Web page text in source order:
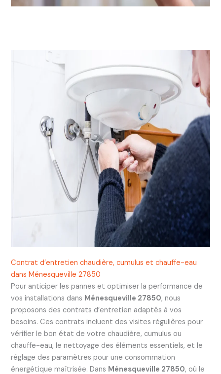
Contrat d’entretien chaudière, cumulus et chauffe-eau
dans Ménesqueville 27850
Pour anticiper les pannes et optimiser la performance de
vos installations dans Ménesqueville 27850, nous
proposons des contrats d’entretien adaptés à vos
besoins. Ces contrats incluent des visites régulières pour
vérifier le bon état de votre chaudière, cumulus ou
chauffe-eau, le nettoyage des éléments essentiels, et le
réglage des paramètres pour une consommation
énergétique maîtrisée. Dans Ménesqueville 27850, où le